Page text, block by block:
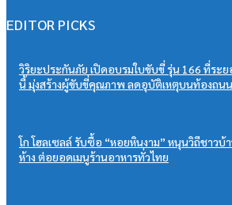
EDITOR PICKS
วิริยะประกันภัย เปิดอบรมใบขับขี่ รุ่น 166 ที่ระย
นี้ มุ่งสร้างผู้ขับขี่คุณภาพ ลดอุบัติเหตุบนท้องถนน
โก โฮลเซลล์ รับซื้อ “หอยหินงาม” หนุนวิถีชาว
ห้าง ต่อยอดเมนูร้านอาหารทั่วไทย